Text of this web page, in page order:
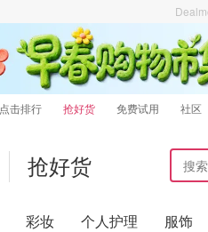
点击排行 抢好货 免费试用 社区
抢好货
彩妆 个人护理 服饰